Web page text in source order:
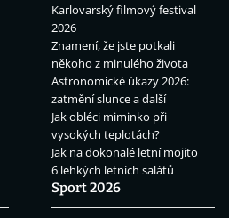
Karlovarský filmový festival
2026
Znamení, že jste potkali
někoho z minulého života
Astronomické úkazy 2026:
zatmění slunce a další
Jak obléci miminko při
vysokých teplotách?
Jak na dokonalé letní mojito
6 lehkých letních salátů
Sport 2026